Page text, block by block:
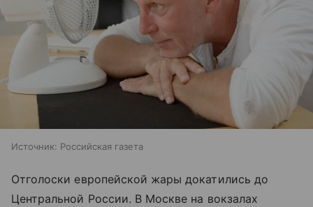
Источник: Российская газета
Отголоски европейской жары докатились до
Центральной России. В Москве на вокзалах